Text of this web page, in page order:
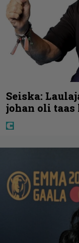
Seiska:
johan oli